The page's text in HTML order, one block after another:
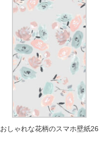
おしゃれな花柄のスマホ壁紙26